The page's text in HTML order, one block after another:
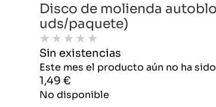
Disco de molienda
uds/paquete)
★ ★ ★ ★ ★
Sin existencias
Este mes el producto aún no ha
1,49 €
No disponible